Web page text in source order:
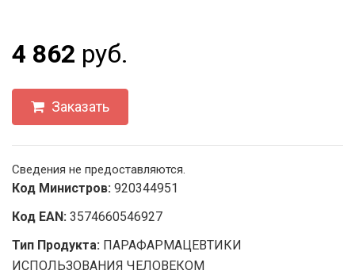
4 862 руб.
Заказать
Сведения не предоставляются.
Код Министров: 920344951
Код EAN: 3574660546927
Тип Продукта: ПАРАФАРМАЦЕВТИКИ
ИСПОЛЬЗОВАНИЯ ЧЕЛОВЕКОМ